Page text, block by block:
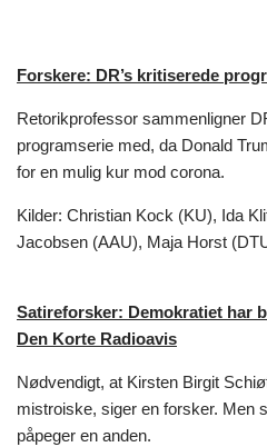
Forskere: DR’s kritiserede
Retorikprofessor sammenligner
programserie med, da Donald
for en mulig kur mod corona.
Kilder: Christian Kock (KU), Ida
Jacobsen (AAU), Maja Horst
Satireforsker: Demokratiet har
Den Korte Radioavis
Nødvendigt, at Kirsten Birgit
mistroiske, siger en forsker. Men
påpeger en anden.